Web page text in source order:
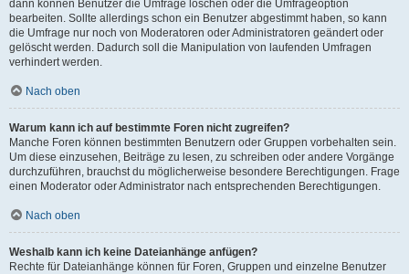
dann können Benutzer die Umfrage löschen oder die Umfrageoption
bearbeiten. Sollte allerdings schon ein Benutzer abgestimmt haben, so kann
die Umfrage nur noch von Moderatoren oder Administratoren geändert oder
gelöscht werden. Dadurch soll die Manipulation von laufenden Umfragen
verhindert werden.
Nach oben
Warum kann ich auf bestimmte Foren nicht zugreifen?
Manche Foren können bestimmten Benutzern oder Gruppen vorbehalten sein.
Um diese einzusehen, Beiträge zu lesen, zu schreiben oder andere Vorgänge
durchzuführen, brauchst du möglicherweise besondere Berechtigungen. Frage
einen Moderator oder Administrator nach entsprechenden Berechtigungen.
Nach oben
Weshalb kann ich keine Dateianhänge anfügen?
Rechte für Dateianhänge können für Foren, Gruppen und einzelne Benutzer